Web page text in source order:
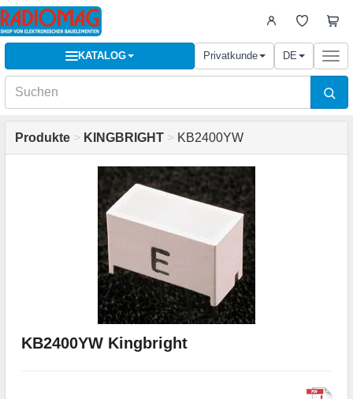
KATALOG Privatkunde DE
Produkte > KINGBRIGHT > KB2400YW
KB2400YW Kingbright